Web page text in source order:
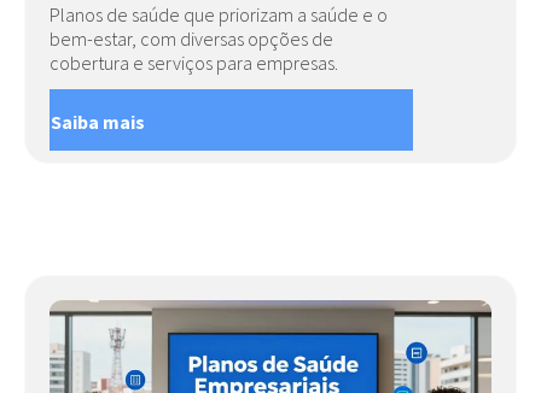
Planos de saúde que priorizam a saúde e o
bem-estar, com diversas opções de
cobertura e serviços para empresas.
Saiba mais